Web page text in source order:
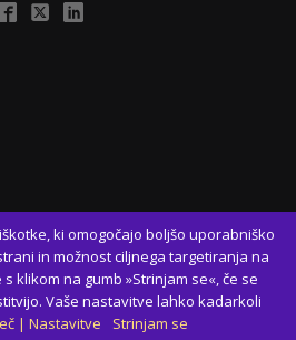
Vse pravice pridržane.
ki omogočajo boljšo uporabniško
in možnost ciljnega targetiranja na
klikom na gumb »Strinjam se«, če se
Vaše nastavitve lahko kadarkoli
| Nastavitve Strinjam se